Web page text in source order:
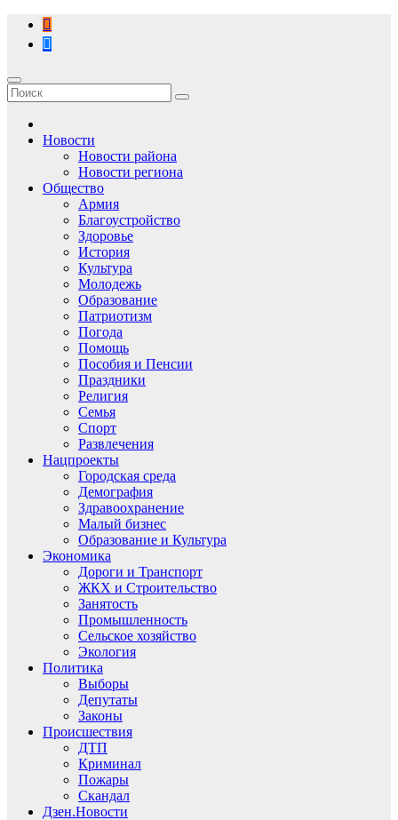
Перейти
содержимому
Новости
Новости района
Новости региона
Общество
Армия
Благоустройство
Здоровье
История
Культура
Молодежь
Образование
Патриотизм
Погода
Помощь
Пособия и Пенсии
Праздники
Религия
Семья
Спорт
Развлечения
Нацпроекты
Городская среда
Демография
Здравоохранение
Малый бизнес
Образование и Культура
Экономика
Дороги и Транспорт
ЖКХ и Строительство
Занятость
Промышленность
Сельское хозяйство
Экология
Политика
Выборы
Депутаты
Законы
Происшествия
ДТП
Криминал
Пожары
Скандал
Дзен.Новости